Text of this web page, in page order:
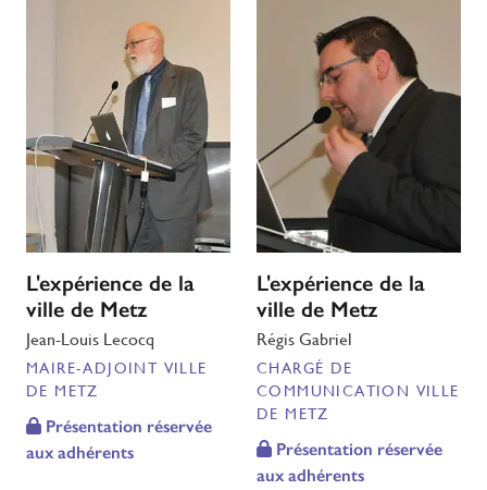
L'expérience de la
ville de Metz
Jean-Louis Lecocq
MAIRE-ADJOINT VILLE
DE METZ
Présentation réservée
aux adhérents
L'expérience de la
ville de Metz
Régis Gabriel
CHARGÉ DE
COMMUNICATION VILLE
DE METZ
Présentation réservée
aux adhérents